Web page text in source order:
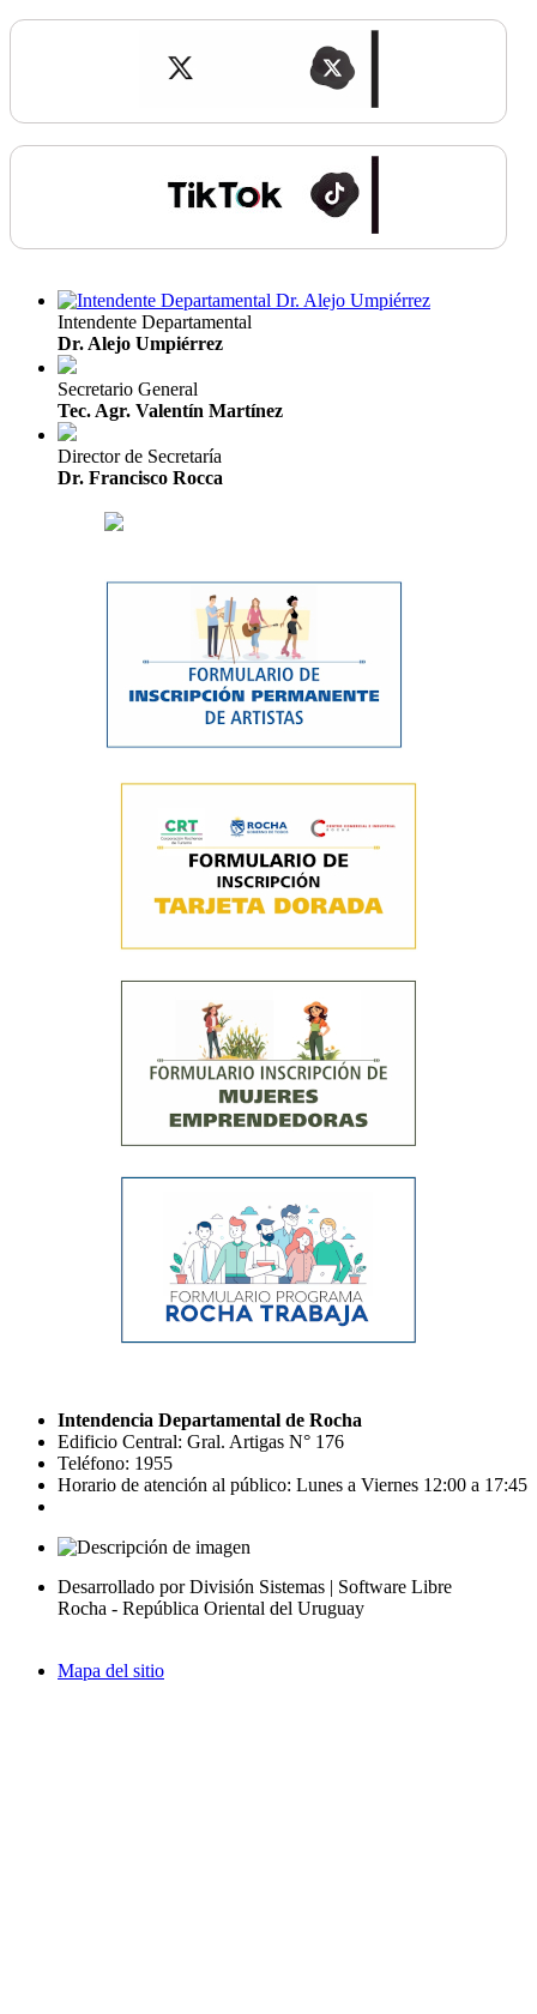
Intendente Departamental
Dr. Alejo Umpiérrez
Secretario General
Tec. Agr. Valentín Martínez
Director de Secretaría
Dr. Francisco Rocca
Intendencia Departamental de Rocha
Edificio Central: Gral. Artigas N° 176
Teléfono: 1955
Horario de atención al público: Lunes a Viernes 12:00 a 17:45
Desarrollado por División Sistemas | Software Libre
Rocha - República Oriental del Uruguay
Mapa del sitio